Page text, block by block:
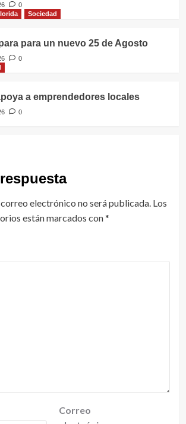
0
Sociedad
para un nuevo 25 de Agosto
0
a emprendedores locales
0
electrónico no será publicada. Los
están marcados con*
Correo